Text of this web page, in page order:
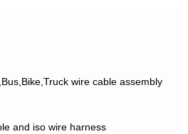
wire cable assembly
and iso wire harness